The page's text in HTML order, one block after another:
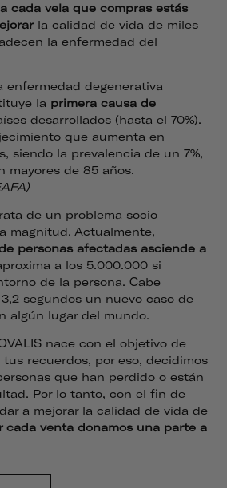
cada vela que compras estás
la calidad de vida de miles
la enfermedad del
enfermedad degenerativa
la primera causa de
desarrollados (hasta el 70%).
que aumenta en
siendo la prevalencia de un 7%,
mayores de 85 años.
de un problema socio
magnitud. Actualmente,
personas afectadas asciende a
a los 5.000.000 si
de la persona. Cabe
segundos un nuevo caso de
algún lugar del mundo.
nace con el objetivo de
recuerdos, por eso, decidimos
que han perdido o están
Por lo tanto, con el fin de
a mejorar la calidad de vida de
cada venta donamos una parte a